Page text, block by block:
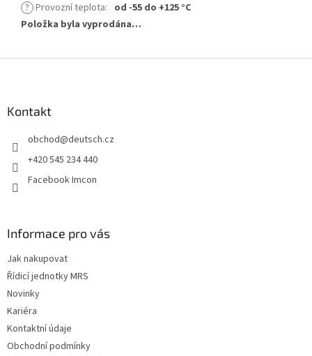
? Provozní teplota: od -55 do +125 °C
Položka byla vyprodána…
Kontakt
obchod@deutsch.cz
+420 545 234 440
Facebook Imcon
Informace pro vás
Jak nakupovat
Řídicí jednotky MRS
Novinky
Kariéra
Kontaktní údaje
Obchodní podmínky